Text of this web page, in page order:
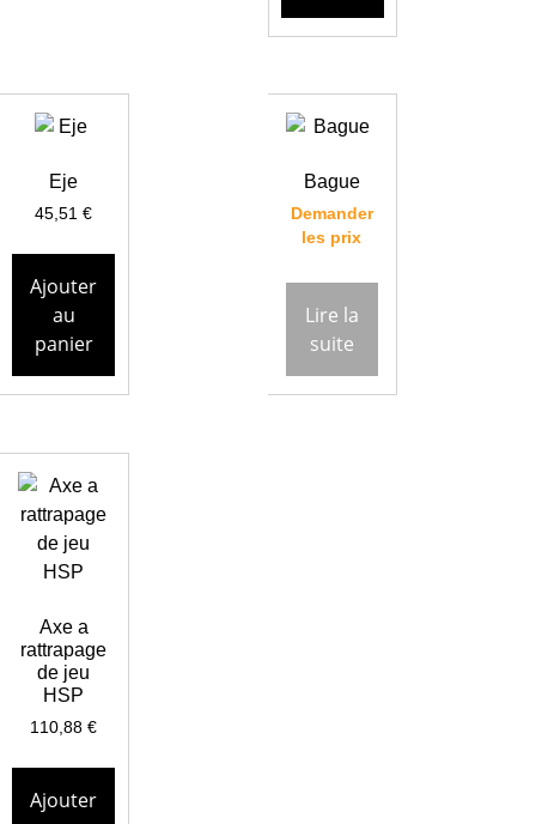
Eje
45,51€
Ajouter
au
panier
Bague
Demander
les prix
Lire la
suite
Axe a
rattrapage
de jeu
HSP
110,88€
Ajouter